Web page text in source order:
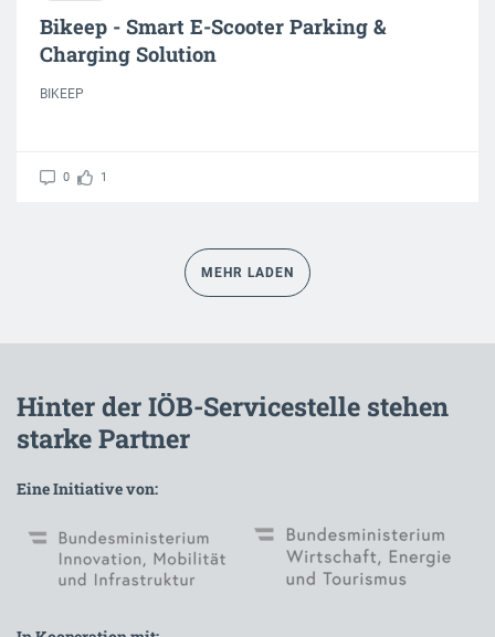
Bikeep - Smart E-Scooter Parking &
Charging Solution
BIKEEP
0 1
MEHR LADEN
Hinter der IÖB-Servicestelle stehen
starke Partner
Eine Initiative von: